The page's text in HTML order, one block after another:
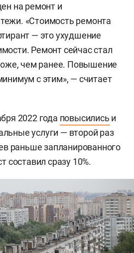
на ремонт и
«Стоимость ремонта
— это ухудшение
Ремонт сейчас стал
чем ранее. Повышение
с этим», — считает
2022 года повысились и
услуги — второй раз
раньше запланированного
составил сразу 10%.